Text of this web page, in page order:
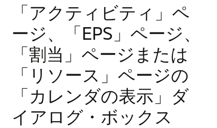
「アクティビティ」ペ
ージ、「EPS」ページ、
「割当」ページまたは
「リソース」ページの
「カレンダの表示」ダ
イアログ・ボックス